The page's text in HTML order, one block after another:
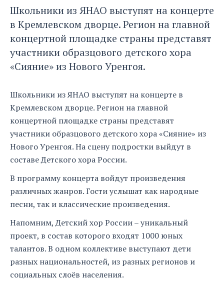
Школьники из ЯНАО выступят на концерте
в Кремлевском дворце. Регион на главной
концертной площадке страны представят
участники образцового детского хора
«Сияние» из Нового Уренгоя.
Школьники из ЯНАО выступят на концерте в
Кремлевском дворце.Регион на главной
концертной площадке страны представят
участники образцового детского хора «Сияние» из
Нового Уренгоя. На сцену подростки выйдут в
составе Детского хора России.
В программу концерта войдут произведения
различных жанров. Гости услышат как народные
песни, так и классические произведения.
Напомним, Детский хор России – уникальный
проект, в состав которого входят 1000 юных
талантов. В одном коллективе выступают дети
разных национальностей, из разных регионов и
социальных слоёв населения.